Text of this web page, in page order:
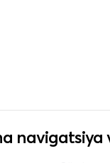
navigatsiya